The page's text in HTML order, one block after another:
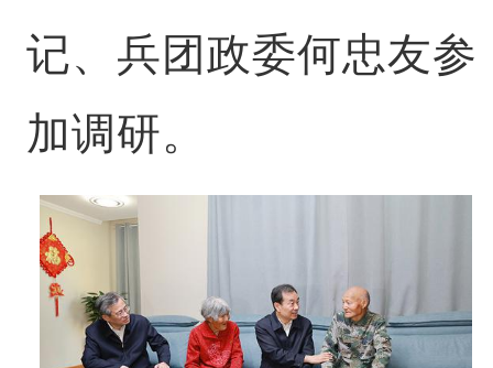
记、兵团政委何忠友参
加调研。